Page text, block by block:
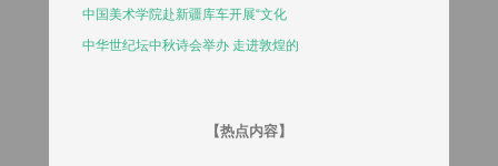
中国美术学院赴新疆库车开展“文化
中华世纪坛中秋诗会举办 走进敦煌的
【热点内容】